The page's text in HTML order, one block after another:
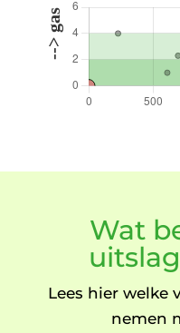
Wat
Lees hier welke
nemen